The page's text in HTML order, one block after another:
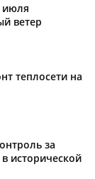
июля
ветер
теплосети на
за
исторической